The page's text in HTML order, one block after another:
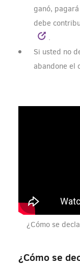
ganó,
debe
.
Si usted no
abandone el
¿Cómo se
¿Cómo se